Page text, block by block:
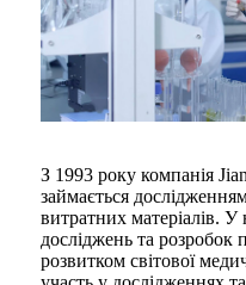
З 1993 року компанія
займається
витратних матеріалів.
досліджень та розробок
розвитком світової